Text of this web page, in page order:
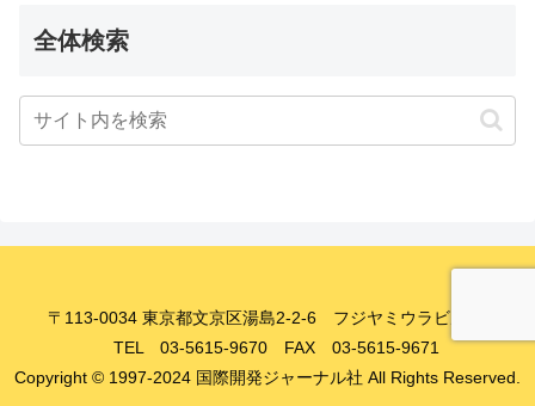
全体検索
〒113-0034 東京都文京区湯島2-2-6 フジヤミウラビル8F
TEL 03-5615-9670 FAX 03-5615-9671
Copyright © 1997-2024 国際開発ジャーナル社 All Rights Reserved.